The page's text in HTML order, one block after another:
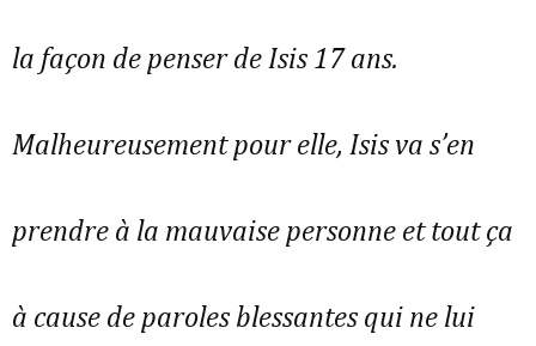
la façon de penser de Isis 17 ans.
Malheureusement pour elle, Isis va s’en
prendre à la mauvaise personne et tout ça
à cause de paroles blessantes qui ne lui